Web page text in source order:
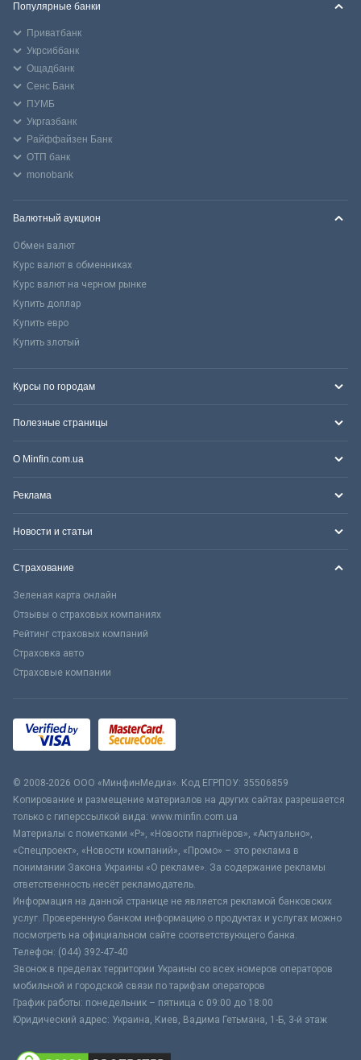
Популярные банки
Приватбанк
Укрсиббанк
Ощадбанк
Сенс Банк
ПУМБ
Укргазбанк
Райффайзен Банк
ОТП банк
monobank
Валютный аукцион
Обмен валют
Курс валют в обменниках
Курс валют на черном рынке
Купить доллар
Купить евро
Купить злотый
Курсы по городам
Полезные страницы
О Minfin.com.ua
Реклама
Новости и статьи
Страхование
Зеленая карта онлайн
Отзывы о страховых компаниях
Рейтинг страховых компаний
Страховка авто
Страховые компании
© 2008-2026 ООО «МинфинМедиа». Код ЕГРПОУ: 35506859
Копирование и размещение материалов на других сайтах разрешается
только с гиперссылкой вида: www.minfin.com.ua
Материалы с пометками «Р», «Новости партнёров», «Актуально»,
«Спецпроект», «Новости компаний», «Промо» – это реклама в
понимании Закона Украины «О рекламе». За содержание рекламы
ответственность несёт рекламодатель.
Информация на данной странице не является рекламой банковских
услуг. Проверенную банком информацию о продуктах и услугах можно
посмотреть на официальном сайте соответствующего банка.
Телефон: (044) 392-47-40
Звонок в пределах территории Украины со всех номеров операторов
мобильной и городской связи по тарифам операторов
График работы: понедельник – пятница с 09:00 до 18:00
Юридический адрес: Украина, Киев, Вадима Гетьмана, 1-Б, 3-й этаж